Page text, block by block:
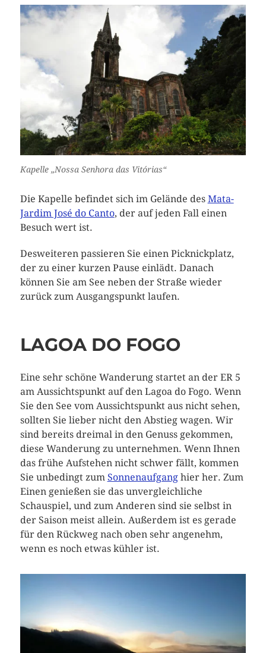
Kapelle „Nossa Senhora das Vitórias“
Die Kapelle befindet sich im Gelände des Mata-
Jardim José do Canto, der auf jeden Fall einen
Besuch wert ist.
Desweiteren passieren Sie einen Picknickplatz,
der zu einer kurzen Pause einlädt. Danach
können Sie am See neben der Straße wieder
zurück zum Ausgangspunkt laufen.
LAGOA DO FOGO
Eine sehr schöne Wanderung startet an der ER 5
am Aussichtspunkt auf den Lagoa do Fogo. Wenn
Sie den See vom Aussichtspunkt aus nicht sehen,
sollten Sie lieber nicht den Abstieg wagen. Wir
sind bereits dreimal in den Genuss gekommen,
diese Wanderung zu unternehmen. Wenn Ihnen
das frühe Aufstehen nicht schwer fällt, kommen
Sie unbedingt zum Sonnenaufganghier her. Zum
Einen genießen sie das unvergleichliche
Schauspiel, und zum Anderen sind sie selbst in
der Saison meist allein. Außerdem ist es gerade
für den Rückweg nach oben sehr angenehm,
wenn es noch etwas kühler ist.